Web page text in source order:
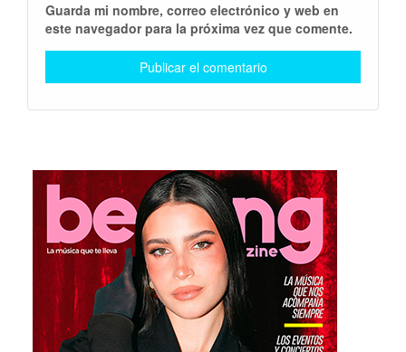
Guarda mi nombre, correo electrónico y web en
este navegador para la próxima vez que comente.